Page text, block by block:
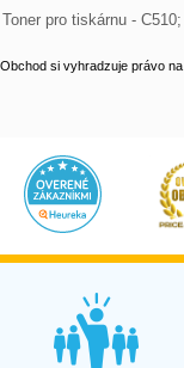
Toner pro tiskárnu -
Obchod si vyhradzuje právo